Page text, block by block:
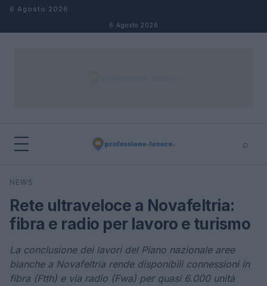
Salta al contenuto
6 Agosto 2026
6 Agosto 2026
⌕
Cerca
NEWS
Rete ultraveloce a Novafeltria:
fibra e radio per lavoro e turismo
La conclusione dei lavori del Piano nazionale aree
bianche a Novafeltria rende disponibili connessioni in
fibra (Ftth) e via radio (Fwa) per quasi 6.000 unità